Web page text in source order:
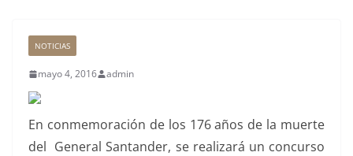
NOTICIAS
mayo 4, 2016 admin
En conmemoración de los 176 años de la muerte
del General Santander, se realizará un concurso